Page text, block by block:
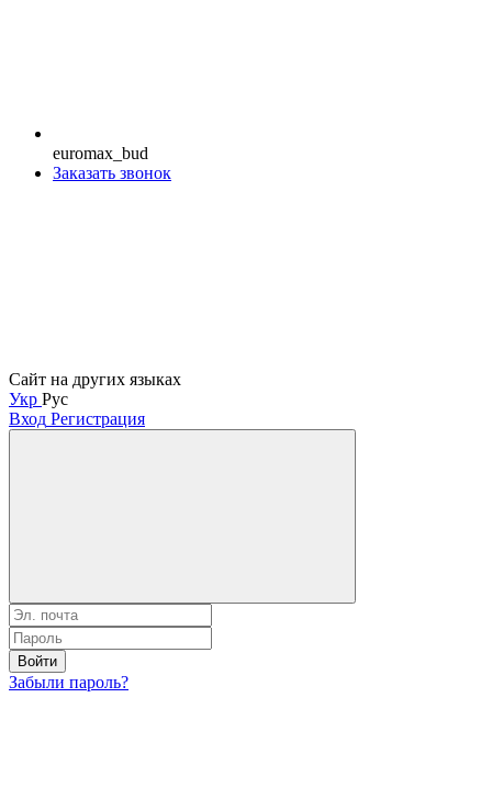
euromax_bud
Заказать звонок
Сайт на других языках
Укр Рус
Вход Регистрация
Войти
Забыли пароль?